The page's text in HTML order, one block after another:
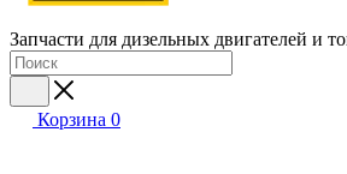
Запчасти для дизельных двигателей и
Корзина 0